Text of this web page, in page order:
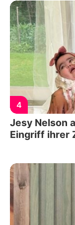
4
Jesy Nelson
Eingriff ihrer